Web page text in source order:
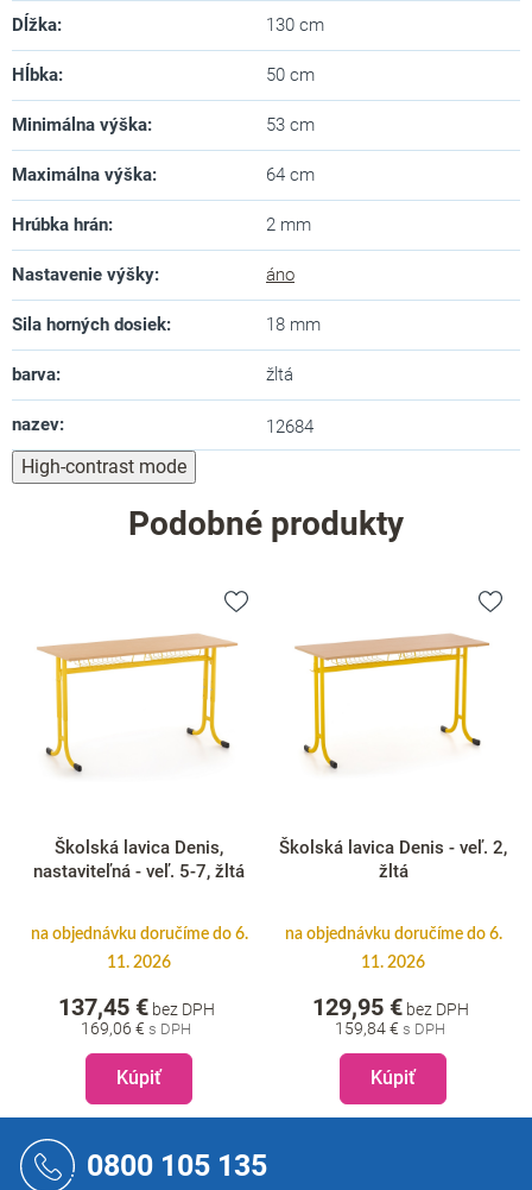
Dĺžka: 130 cm
Hĺbka: 50 cm
Minimálna výška: 53 cm
Maximálna výška: 64 cm
Hrúbka hrán: 2 mm
Nastavenie výšky: áno
Sila horných dosiek: 18 mm
barva: žltá
nazev: 12684
High-contrast mode
Podobné produkty
Školská lavica Denis,
nastaviteľná - veľ. 5-7, žltá
na objednávku doručíme do 6.
11. 2026
169,06 €
137,45 €bez DPH
Kúpiť
Školská lavica Denis - veľ. 2,
žltá
na objednávku doručíme do 6.
11. 2026
159,84 €
129,95 €bez DPH
Kúpiť
0800 105 135